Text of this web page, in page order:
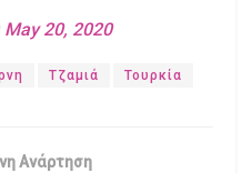
May 20, 2020
Τζαμιά Τουρκία
Ανάρτηση